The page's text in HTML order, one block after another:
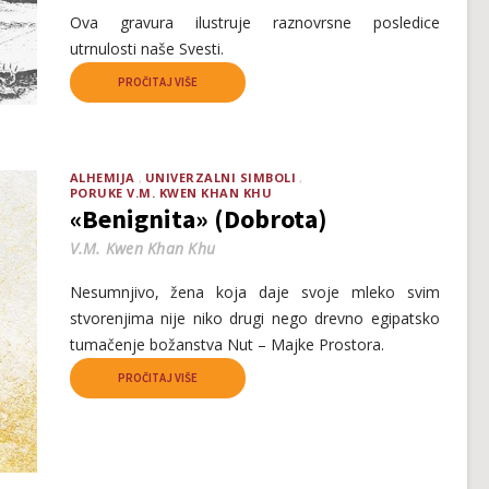
Ova gravura ilustruje raznovrsne posledice
utrnulosti naše Svesti.
PROČITAJ VIŠE
ALHEMIJA
UNIVERZALNI SIMBOLI
PORUKE V.M. KWEN KHAN KHU
«Benignita» (Dobrota)
V.M. Kwen Khan Khu
Nesumnjivo, žena koja daje svoje mleko svim
stvorenjima nije niko drugi nego drevno egipatsko
tumačenje božanstva Nut – Majke Prostora.
PROČITAJ VIŠE